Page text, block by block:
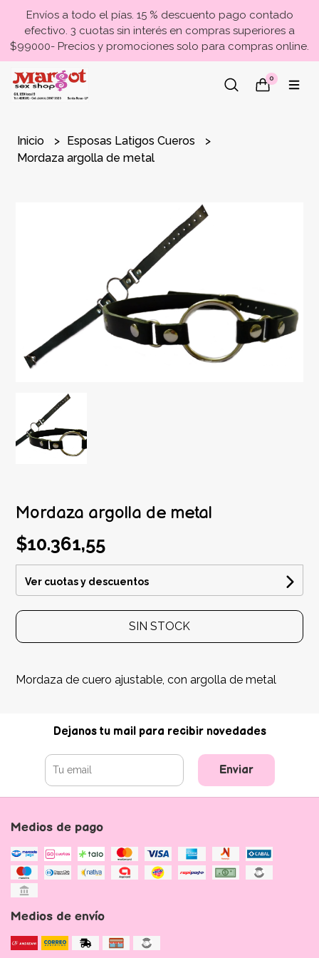
Envíos a todo el pías. 15 % descuento pago contado
efectivo. 3 cuotas sin interés en compras superiores a
$99000- Precios y promociones solo para compras online.
0
Inicio
Esposas Latigos Cueros
Mordaza argolla de metal
Mordaza argolla de metal
$10.361,55
Ver cuotas y descuentos
SIN STOCK
Mordaza de cuero ajustable, con argolla de metal
Dejanos tu mail para recibir novedades
Enviar
Medios de pago
Medios de envío